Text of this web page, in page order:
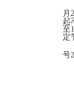
茂名市交通运输局电白
月
起
至
定
号